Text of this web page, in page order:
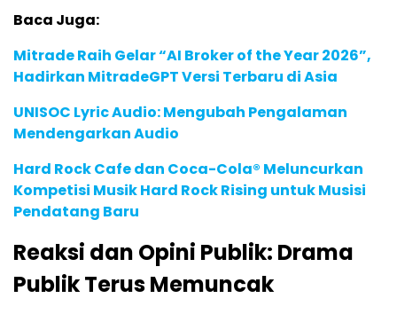
Baca Juga:
Mitrade Raih Gelar “AI Broker of the Year 2026”,
Hadirkan MitradeGPT Versi Terbaru di Asia
UNISOC Lyric Audio: Mengubah Pengalaman
Mendengarkan Audio
Hard Rock Cafe dan Coca-Cola® Meluncurkan
Kompetisi Musik Hard Rock Rising untuk Musisi
Pendatang Baru
Reaksi dan Opini Publik: Drama
Publik Terus Memuncak